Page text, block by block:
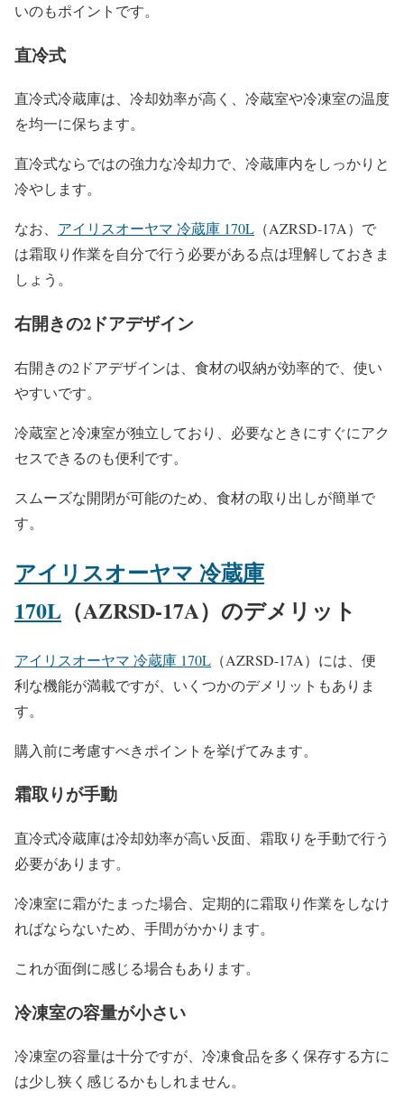
いのもポイントです。
直冷式
直冷式冷蔵庫は、冷却効率が高く、冷蔵室や冷凍室の温度
を均一に保ちます。
直冷式ならではの強力な冷却力で、冷蔵庫内をしっかりと
冷やします。
なお、 アイリスオーヤマ 冷蔵庫 170L （AZRSD-17A）で
は霜取り作業を自分で行う必要がある点は理解しておきま
しょう。
右開きの2ドアデザイン
右開きの2ドアデザインは、食材の収納が効率的で、使い
やすいです。
冷蔵室と冷凍室が独立しており、必要なときにすぐにアク
セスできるのも便利です。
スムーズな開閉が可能のため、食材の取り出しが簡単で
す。
アイリスオーヤマ 冷蔵庫
170L （AZRSD-17A）のデメリット
アイリスオーヤマ 冷蔵庫 170L （AZRSD-17A）には、便
利な機能が満載ですが、いくつかのデメリットもありま
す。
購入前に考慮すべきポイントを挙げてみます。
霜取りが手動
直冷式冷蔵庫は冷却効率が高い反面、霜取りを手動で行う
必要があります。
冷凍室に霜がたまった場合、定期的に霜取り作業をしなけ
ればならないため、手間がかかります。
これが面倒に感じる場合もあります。
冷凍室の容量が小さい
冷凍室の容量は十分ですが、冷凍食品を多く保存する方に
は少し狭く感じるかもしれません。